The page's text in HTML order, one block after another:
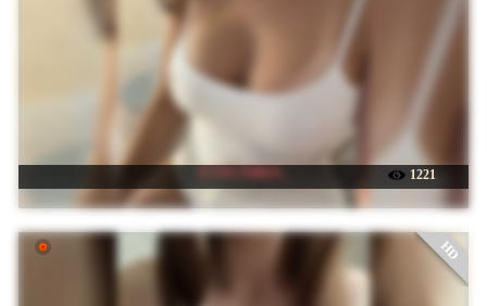
☉ VICTORIA_ 1221
HD